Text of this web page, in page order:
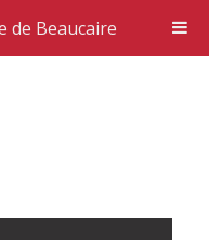
de Beaucaire